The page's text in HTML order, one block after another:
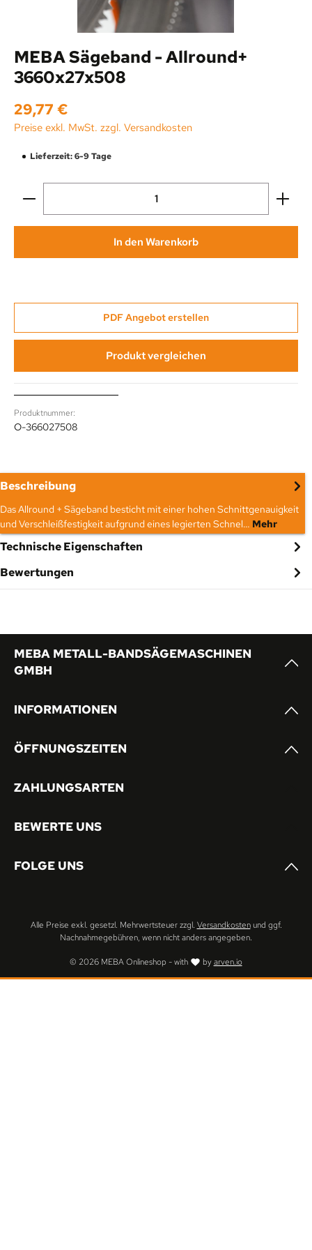
MEBA Sägeband - Allround+
3660x27x508
Regulärer Preis:
29,77 €
Preise exkl. MwSt. zzgl. Versandkosten
Lieferzeit: 6-9 Tage
Produkt Anzahl: Gib den gewünschten Wert ein
In den Warenkorb
PDF Angebot erstellen
Produkt vergleichen
Produktnummer:
O-366027508
Beschreibung
Das Allround + Sägeband besticht mit einer hohen Schnittgenauigkeit
und Verschleißfestigkeit aufgrund eines legierten Schnel… Mehr
Technische Eigenschaften
Bewertungen
MEBA METALL-BANDSÄGEMASCHINEN
GMBH
INFORMATIONEN
ÖFFNUNGSZEITEN
ZAHLUNGSARTEN
BEWERTE UNS
FOLGE UNS
© 2026 MEBA Onlineshop - with byarven.io
Alle Preise exkl. gesetzl. Mehrwertsteuer zzgl. Versandkostenund ggf.
Nachnahmegebühren, wenn nicht anders angegeben.